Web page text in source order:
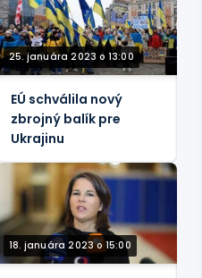
25. januára 2023 o 13:00
EÚ schválila nový
zbrojný balík pre
Ukrajinu
18. januára 2023 o 15:00